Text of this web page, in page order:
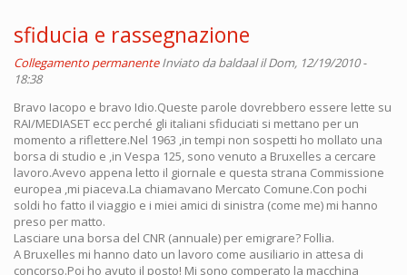
sfiducia e rassegnazione
Collegamento permanente Inviato dabaldaalil Dom, 12/19/2010 -
18:38
Bravo Iacopo e bravo Idio.Queste parole dovrebbero essere lette su
RAI/MEDIASET ecc perché gli italiani sfiduciati si mettano per un
momento a riflettere.Nel 1963 ,in tempi non sospetti ho mollato una
borsa di studio e ,in Vespa 125, sono venuto a Bruxelles a cercare
lavoro.Avevo appena letto il giornale e questa strana Commissione
europea ,mi piaceva.La chiamavano Mercato Comune.Con pochi
soldi ho fatto il viaggio e i miei amici di sinistra (come me) mi hanno
preso per matto.
Lasciare una borsa del CNR (annuale) per emigrare? Follia.
A Bruxelles mi hanno dato un lavoro come ausiliario in attesa di
concorso.Poi ho avuto il posto! Mi sono comperato la macchina